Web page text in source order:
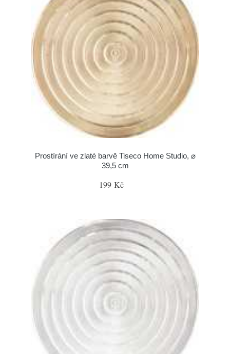
Prostírání ve zlaté barvě Tiseco Home Studio, ⌀
39,5 cm
199 Kč